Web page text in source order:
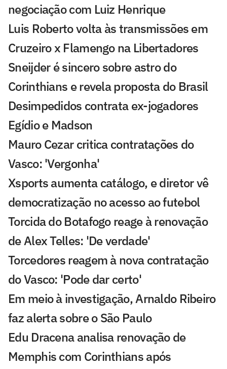
negociação com Luiz Henrique
Luis Roberto volta às transmissões em
Cruzeiro x Flamengo na Libertadores
Sneijder é sincero sobre astro do
Corinthians e revela proposta do Brasil
Desimpedidos contrata ex-jogadores
Egídio e Madson
Mauro Cezar critica contratações do
Vasco: 'Vergonha'
Xsports aumenta catálogo, e diretor vê
democratização no acesso ao futebol
Torcida do Botafogo reage à renovação
de Alex Telles: 'De verdade'
Torcedores reagem à nova contratação
do Vasco: 'Pode dar certo'
Em meio à investigação, Arnaldo Ribeiro
faz alerta sobre o São Paulo
Edu Dracena analisa renovação de
Memphis com Corinthians após